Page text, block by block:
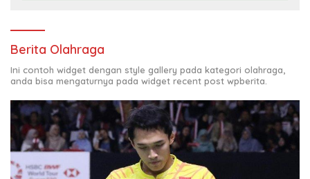
Berita Olahraga
Ini contoh widget dengan style gallery pada kategori olahraga,
anda bisa mengaturnya pada widget recent post wpberita.